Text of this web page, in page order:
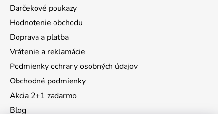
Darčekové poukazy
Hodnotenie obchodu
Doprava a platba
Vrátenie a reklamácie
Podmienky ochrany osobných údajov
Obchodné podmienky
Akcia 2+1 zadarmo
Blog